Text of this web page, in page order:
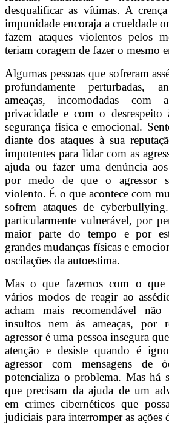
desqualificar as vítimas. A
impunidade encoraja a crueldade
fazem ataques violentos pelos
teriam coragem de fazer o mesmo
Algumas pessoas que sofreram
profundamente perturbadas,
ameaças, incomodadas
privacidade e com o desrespeito
segurança física e emocional.
diante dos ataques à sua
impotentes para lidar com as
ajuda ou fazer uma denúncia
por medo de que o agressor
violento. É o que acontece com
sofrem ataques de
particularmente vulnerável, por
maior parte do tempo e por
grandes mudanças físicas e
oscilações da autoestima.
Mas o que fazemos com o que
vários modos de reagir ao
acham mais recomendável não
insultos nem às ameaças, por
agressor é uma pessoa insegura
atenção e desiste quando é
agressor com mensagens de
potencializa o problema. Mas há
que precisam da ajuda de um
em crimes cibernéticos que
judiciais para interromper as ações